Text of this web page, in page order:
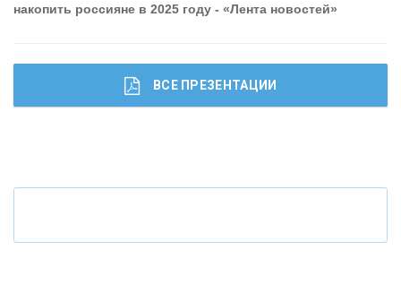
ОНАС
накопить россияне в 2025 году - «Лента новостей»
ВСЕ ПРЕЗЕНТАЦИИ